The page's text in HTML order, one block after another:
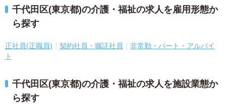
千代田区(東京都)の介護・福祉の求人を雇用形態か
ら探す
正社員(正職員) 契約社員・嘱託社員
非常勤・パート・アルバイ
ト
千代田区(東京都)の介護・福祉の求人を施設業態か
ら探す